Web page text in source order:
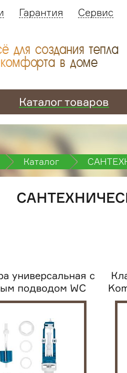
Гарантия Сервис
Каталог товаров
Каталог
универсальная с
подводом WC
АБ-63.3...